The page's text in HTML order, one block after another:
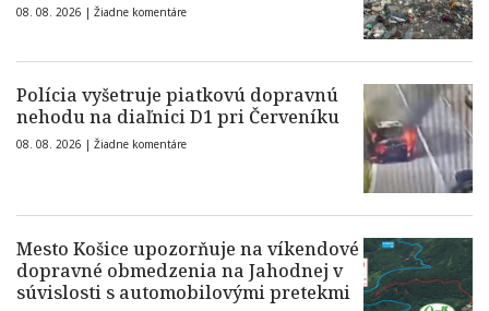
08. 08. 2026 | Žiadne komentáre
Polícia vyšetruje piatkovú dopravnú
nehodu na diaľnici D1 pri Červeníku
08. 08. 2026 | Žiadne komentáre
Mesto Košice upozorňuje na víkendové
dopravné obmedzenia na Jahodnej v
súvislosti s automobilovými pretekmi